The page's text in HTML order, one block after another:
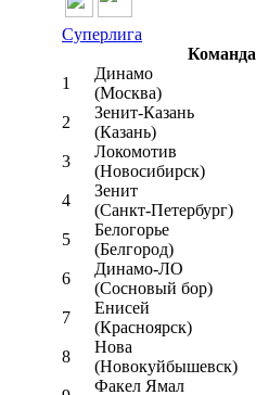
Суперлига
Команда
1
Динамо
(Москва)
2
Зенит-Казань
(Казань)
3
Локомотив
(Новосибирск)
4
Зенит
(Санкт-Петербург)
5
Белогорье
(Белгород)
6
Динамо-ЛО
(Сосновый бор)
7
Енисей
(Красноярск)
8
Нова
(Новокуйбышевск)
Факел Ямал